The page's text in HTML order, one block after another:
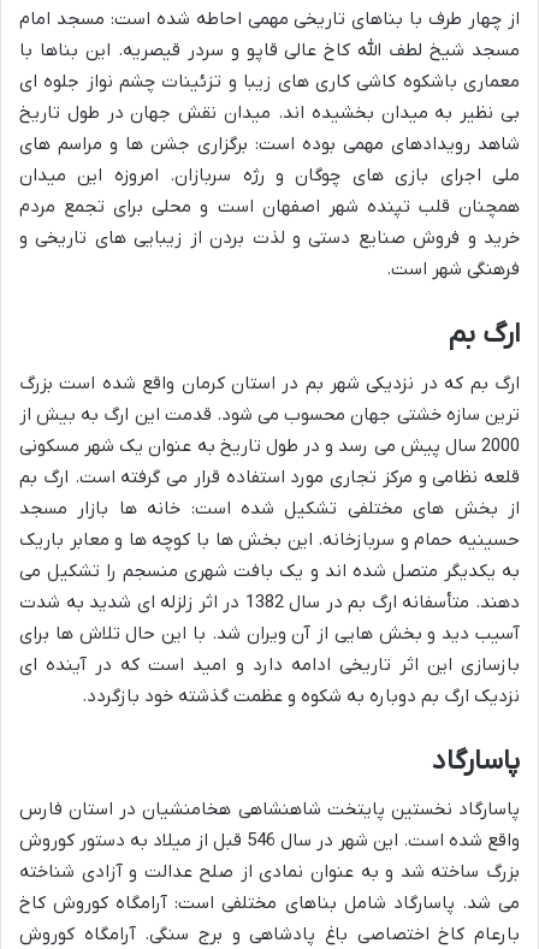
از چهار طرف با بناهای تاریخی مهمی احاطه شده است: مسجد امام
مسجد شیخ لطف الله کاخ عالی قاپو و سردر قیصریه. این بناها با
معماری باشکوه کاشی کاری های زیبا و تزئینات چشم نواز جلوه ای
بی نظیر به میدان بخشیده اند. میدان نقش جهان در طول تاریخ
شاهد رویدادهای مهمی بوده است: برگزاری جشن ها و مراسم های
ملی اجرای بازی های چوگان و رژه سربازان. امروزه این میدان
همچنان قلب تپنده شهر اصفهان است و محلی برای تجمع مردم
خرید و فروش صنایع دستی و لذت بردن از زیبایی های تاریخی و
فرهنگی شهر است.
ارگ بم
ارگ بم که در نزدیکی شهر بم در استان کرمان واقع شده است بزرگ
ترین سازه خشتی جهان محسوب می شود. قدمت این ارگ به بیش از
2000 سال پیش می رسد و در طول تاریخ به عنوان یک شهر مسکونی
قلعه نظامی و مرکز تجاری مورد استفاده قرار می گرفته است. ارگ بم
از بخش های مختلفی تشکیل شده است: خانه ها بازار مسجد
حسینیه حمام و سربازخانه. این بخش ها با کوچه ها و معابر باریک
به یکدیگر متصل شده اند و یک بافت شهری منسجم را تشکیل می
دهند. متأسفانه ارگ بم در سال 1382 در اثر زلزله ای شدید به شدت
آسیب دید و بخش هایی از آن ویران شد. با این حال تلاش ها برای
بازسازی این اثر تاریخی ادامه دارد و امید است که در آینده ای
نزدیک ارگ بم دوباره به شکوه و عظمت گذشته خود بازگردد.
پاسارگاد
پاسارگاد نخستین پایتخت شاهنشاهی هخامنشیان در استان فارس
واقع شده است. این شهر در سال 546 قبل از میلاد به دستور کوروش
بزرگ ساخته شد و به عنوان نمادی از صلح عدالت و آزادی شناخته
می شد. پاسارگاد شامل بناهای مختلفی است: آرامگاه کوروش کاخ
بارعام کاخ اختصاصی باغ پادشاهی و برج سنگی. آرامگاه کوروش